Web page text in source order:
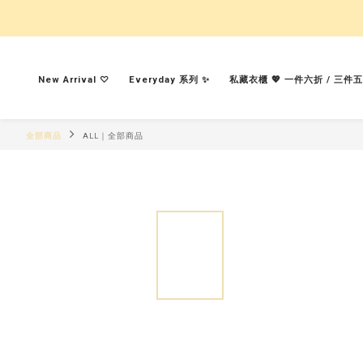
New Arrival ♡︎ Everyday 系列 ✨ 私藏衣櫃 💖 一件六折 / 三件
全部商品 ALL｜全部商品